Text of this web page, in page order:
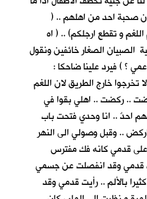
صحبة احد من اهلهم .. (
و تقطع ارجلكم) .. ( اه
الصبيان الصغار خائفين ونقول
؟ ) فيرد علينا ضاحكا :
خارج الطريق لان اللغم
.. ركضت .. اهلي بقوا في
احدٌ .. انا وحدي فتحت باب
.. وقبل وصولي الى النهر
على قدمي كانه فك مفترس
قدمي وقد انفصلت عن جسمي
بالألم .. رأيت قدمي وقد